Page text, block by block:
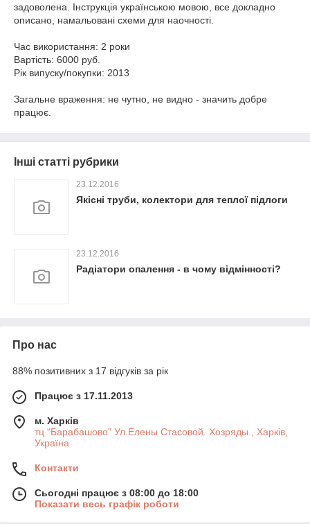
задоволена. Інструкція українською мовою, все докладно
описано, намальовані схеми для наочності.
Час використання: 2 роки
Вартість: 6000 руб.
Рік випуску/покупки: 2013
Загальне враження: не чутно, не видно - значить добре
працює.
Інші статті рубрики
23.12.2016
Якісні труби, колектори для теплої підлоги
23.12.2016
Радіатори опалення - в чому відмінності?
Про нас
88% позитивних з 17 відгуків за рік
Працює з 17.11.2013
м. Харків
тц "Барабашово" Ул.Елены Стасовой. Хозряды., Харків,
Україна
Контакти
Сьогодні працює з 08:00 до 18:00
Показати весь графік роботи